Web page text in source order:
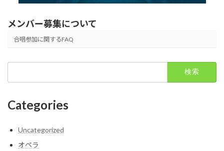
メンバー募集について
合唱参加に関するFAQ
Categories
Uncategorized
オペラ